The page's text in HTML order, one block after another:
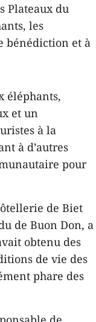
Plateaux du
les
bénédiction et à
éléphants,
et un
à la
à d’autres
pour
de Biet
de Buon Don, a
obtenu des
de vie des
phare des